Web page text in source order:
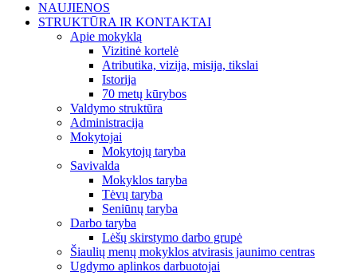
NAUJIENOS
STRUKTŪRA IR KONTAKTAI
Apie mokyklą
Vizitinė kortelė
Atributika, vizija, misija, tikslai
Istorija
70 metų kūrybos
Valdymo struktūra
Administracija
Mokytojai
Mokytojų taryba
Savivalda
Mokyklos taryba
Tėvų taryba
Seniūnų taryba
Darbo taryba
Lėšų skirstymo darbo grupė
Šiaulių menų mokyklos atvirasis jaunimo centras
Ugdymo aplinkos darbuotojai